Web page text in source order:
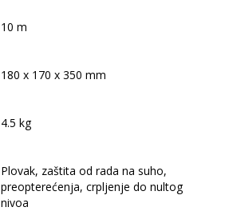
10 m
180 x 170 x 350 mm
4.5 kg
Plovak, zaštita od rada na suho,
preopterećenja, crpljenje do nultog
nivoa